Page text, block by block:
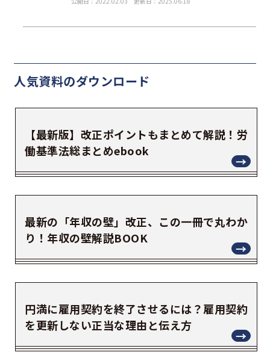
人気資料のダウンロード
【最新版】改正ポイントもまとめて解説！労
働基準法総まとめebook
最新の「年収の壁」改正、この一冊で丸わか
り！年収の壁解説BOOK
円満に雇用契約を終了させるには？雇用契約
を更新しない正当な理由と伝え方